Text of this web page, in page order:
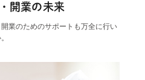
開業の未来
業のためのサポートも万全に行い